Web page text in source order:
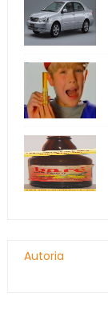
Autoria